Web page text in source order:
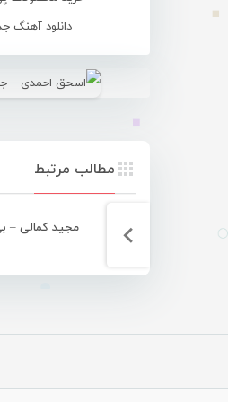
دانلود آهنگ
مطالب مرتبط
مجید کمالی –